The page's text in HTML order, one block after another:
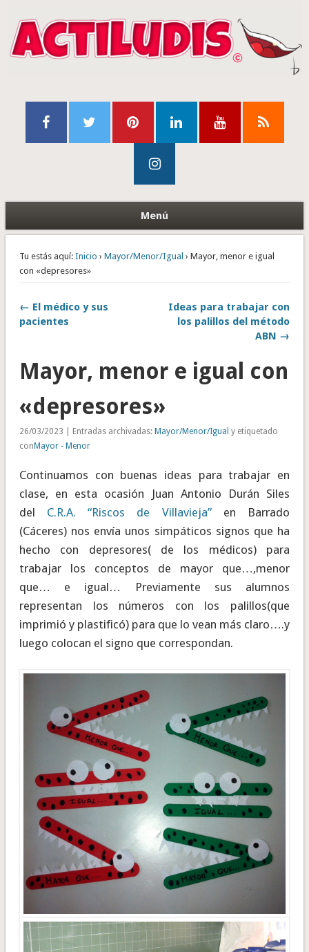
Menú
Tu estás aquí: Inicio › Mayor/Menor/Igual › Mayor, menor e igual
con «depresores»
← El médico y sus
pacientes
Ideas para trabajar con
los palillos del método
ABN →
Mayor, menor e igual con
«depresores»
26/03/2023 | Entradas archivadas: Mayor/Menor/Igual y etiquetado
con Mayor - Menor
Continuamos con buenas ideas para trabajar en
clase, en esta ocasión Juan Antonio Durán Siles
del C.R.A. “Riscos de Villavieja”en Barrado
(Cáceres) nos envía unos simpáticos signos que ha
hecho con depresores( de los médicos) para
trabajar los conceptos de mayor que…,menor
que… e igual… Previamente sus alumnos
representan los números con los palillos(que
imprimió y plastificó) para que lo vean más claro….y
luego colocan el signo que correspondan.